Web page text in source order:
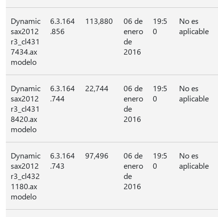
Dynamic
sax2012
r3_cl431
7434.ax
modelo
6.3.164
.856
113,880
06 de
enero
de
2016
19:5
0
No es
aplicable
Dynamic
sax2012
r3_cl431
8420.ax
modelo
6.3.164
.744
22,744
06 de
enero
de
2016
19:5
0
No es
aplicable
Dynamic
sax2012
r3_cl432
1180.ax
modelo
6.3.164
.743
97,496
06 de
enero
de
2016
19:5
0
No es
aplicable